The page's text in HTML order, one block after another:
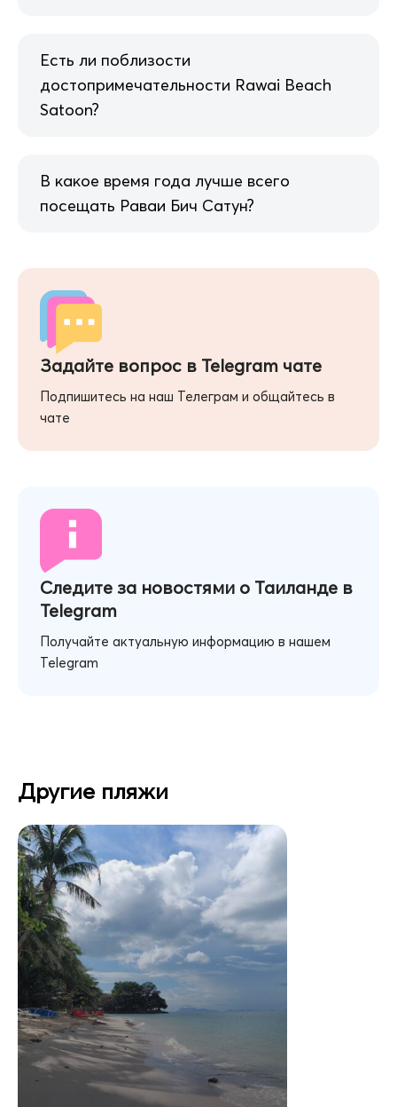
Есть ли поблизости
достопримечательности Rawai Beach
Satoon?
В какое время года лучше всего
посещать Раваи Бич Сатун?
Задайте вопрос в Telegram чате
Подпишитесь на наш Телеграм и общайтесь в
чате
Следите за новостями о Таиланде в
Telegram
Получайте актуальную информацию в нашем
Telegram
Другие пляжи